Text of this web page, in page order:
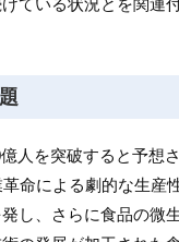
ている状況とを関連
人を突破すると予想
命による劇的な生産
し、さらに食品の微